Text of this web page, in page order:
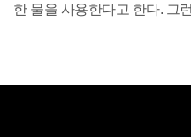
한 물을 사용한다고 한다. 그